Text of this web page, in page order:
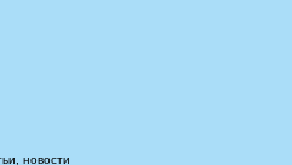
новости